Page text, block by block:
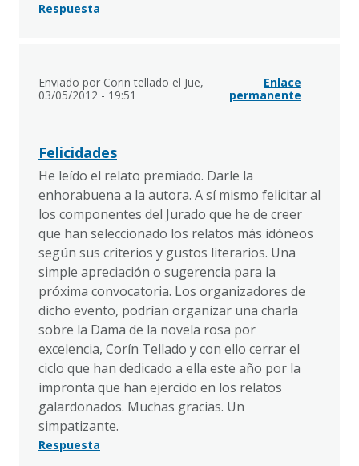
Respuesta
Enviado por Corin tellado el Jue,
03/05/2012 - 19:51
Enlace
permanente
Felicidades
He leído el relato premiado. Darle la
enhorabuena a la autora. A sí mismo felicitar al
los componentes del Jurado que he de creer
que han seleccionado los relatos más idóneos
según sus criterios y gustos literarios. Una
simple apreciación o sugerencia para la
próxima convocatoria. Los organizadores de
dicho evento, podrían organizar una charla
sobre la Dama de la novela rosa por
excelencia, Corín Tellado y con ello cerrar el
ciclo que han dedicado a ella este año por la
impronta que han ejercido en los relatos
galardonados. Muchas gracias. Un
simpatizante.
Respuesta